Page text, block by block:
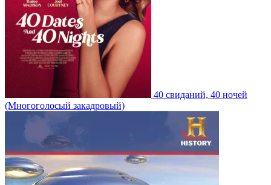
40 свиданий, 40 ночей
(Многоголосый закадровый)